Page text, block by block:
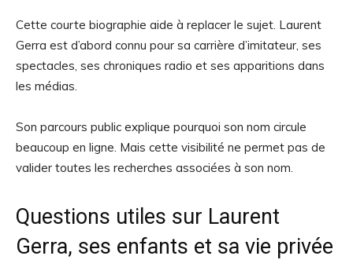
Cette courte biographie aide à replacer le sujet. Laurent
Gerra est d’abord connu pour sa carrière d’imitateur, ses
spectacles, ses chroniques radio et ses apparitions dans
les médias.
Son parcours public explique pourquoi son nom circule
beaucoup en ligne. Mais cette visibilité ne permet pas de
valider toutes les recherches associées à son nom.
Questions utiles sur Laurent
Gerra, ses enfants et sa vie privée